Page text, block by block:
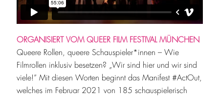
ORGANISIERT VOM QUEER FILM FESTIVAL MÜNCHEN
Queere Rollen, queere Schauspieler*innen – Wie
Filmrollen inklusiv besetzen? „Wir sind hier und wir sind
viele!“ Mit diesen Worten beginnt das Manifest #ActOut,
welches im Februar 2021 von 185 schauspielerisch